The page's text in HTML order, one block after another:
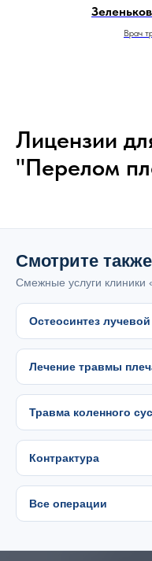
Врач
Лицензии
"Перелом
Смотрите также
Смежные услуги клиники
Остеосинтез лучевой
Лечение травмы
Травма коленного
Контрактура
Все операции